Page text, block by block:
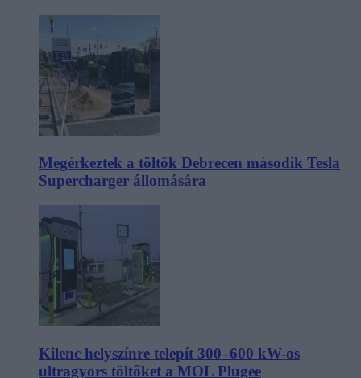
Megérkeztek a töltők Debrecen második Tesla
Supercharger állomására
Kilenc helyszínre telepít 300–600 kW-os
ultragyors töltőket a MOL Plugee